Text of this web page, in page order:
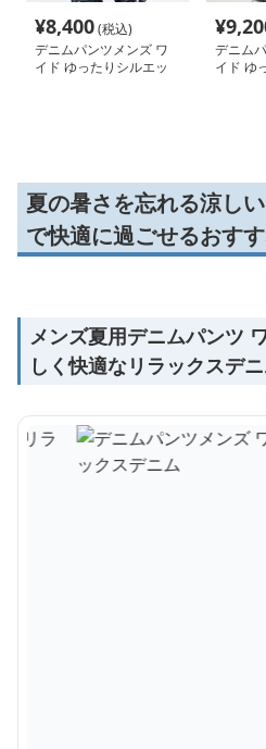
¥8,400(税込)
デニムパンツメンズ ワ
イド ゆったりシルエッ
¥
デニム
イド ゆ
夏の暑さを忘れる涼し
で快適に過ごせるおす
メンズ夏用デニムパンツ
しく快適なリラックスデ